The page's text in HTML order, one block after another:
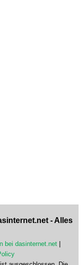
- Alles
bei dasinternet.net